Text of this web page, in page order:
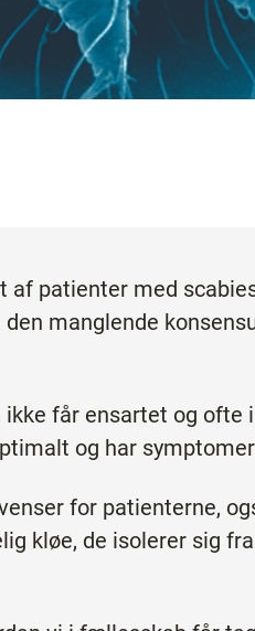
af patienter med
manglende
får ensartet og ofte
og har
for patienterne,
kløe, de isolerer sig